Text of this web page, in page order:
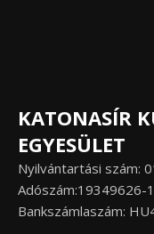
KATONASÍR
EGYESÜLET
Nyilvántartási szám:
Adószám:19349626-
Bankszámlaszám: